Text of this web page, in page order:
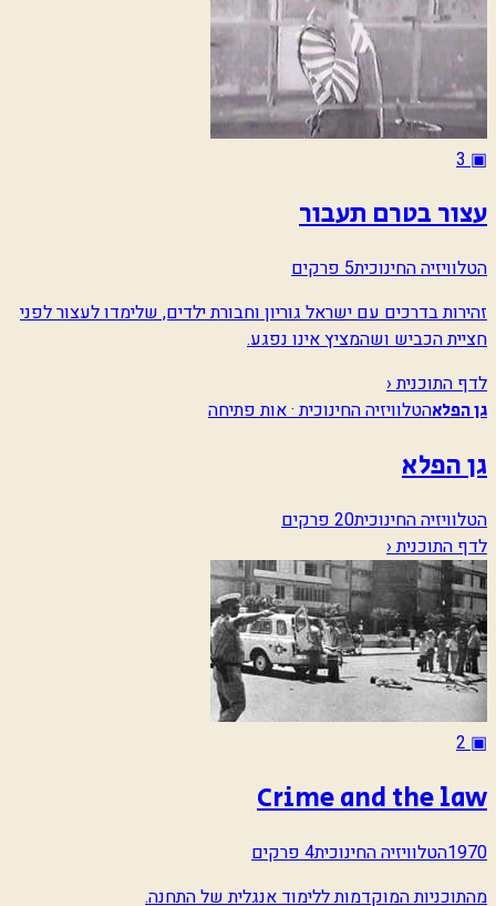
▣
3
עצור בטרם תעבור
הטלוויזיה החינוכית5 פרקים
זהירות בדרכים עם ישראל גוריון וחבורת ילדים, שלימדו לעצור לפני
חציית הכביש ושהמציץ אינו נפגע.
לדף התוכנית ‹
גן הפלאהטלוויזיה החינוכית · אות פתיחה
גן הפלא
הטלוויזיה החינוכית20 פרקים
לדף התוכנית ‹
▣
2
Crime and the law
1970הטלוויזיה החינוכית4 פרקים
מהתוכניות המוקדמות ללימוד אנגלית של התחנה.